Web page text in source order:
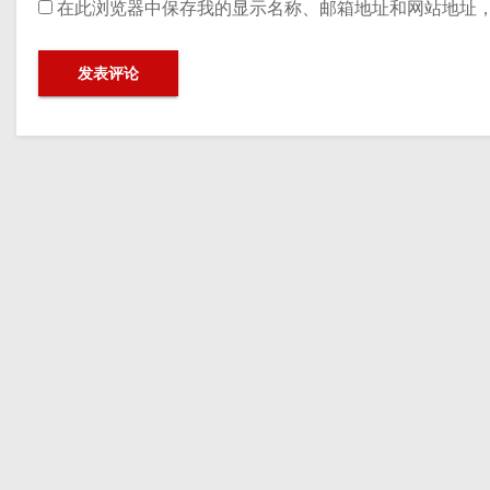
在此浏览器中保存我的显示名称、邮箱地址和网站地址